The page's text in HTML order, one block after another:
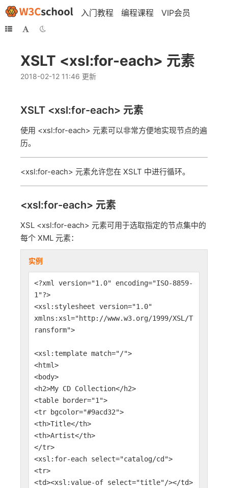
入门教程 编程课程 VIP会员
XSLT <xsl:for-each> 元素
2018-02-12 11:46 更新
XSLT <xsl:for-each> 元素
使用 <xsl:for-each> 元素可以非常方便地实现节点的遍
历。
<xsl:for-each> 元素允许您在 XSLT 中进行循环。
<xsl:for-each> 元素
XSL <xsl:for-each> 元素可用于选取指定的节点集中的
每个 XML 元素：
实例
<?xml version="1.0" encoding="ISO-8859-
1"?>
<xsl:stylesheet version="1.0"
xmlns:xsl="http://www.w3.org/1999/XSL/T
ransform">
<xsl:template match="/">
<html>
<body>
<h2>My CD Collection</h2>
<table border="1">
<tr bgcolor="#9acd32">
<th>Title</th>
<th>Artist</th>
</tr>
<xsl:for-each select="catalog/cd">
<tr>
<td><xsl:value-of select="title"/></td>